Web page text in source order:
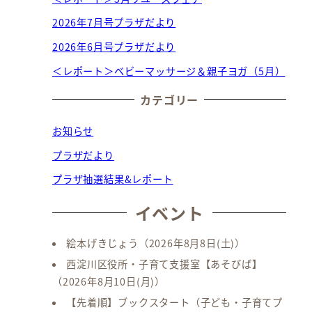
2026年7月号プラザだより
2026年6月号プラザだより
＜レポート＞ベビーマッサージ＆親子ヨガ（5月）
カテゴリー
お知らせ
プラザだより
プラザ抽選結果&レポート
イベント
絵本げきじょう
（2026年8月8日(土)）
西淀川区役所・子育て支援室【あそびば】
（2026年8月10日(月)）
【先着順】ブックスタート（子ども・子育てプ